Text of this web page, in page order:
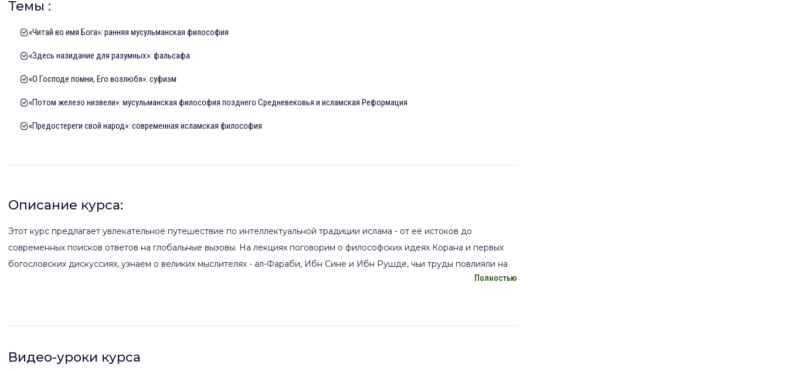
Темы :
«Читай во имя Бога»: ранняя мусульманская философия
«Здесь назидание для разумных»: фальсафа
«О Господе помни, Его возлюбя»: суфизм
«Потом железо низвели»: мусульманская философия позднего Средневековья и исламская Реформация
«Предостереги свой народ»: современная исламская философия
Описание курса:
Полностью
Этот курс предлагает увлекательное путешествие по интеллектуальной традиции ислама - от её истоков до
современных поисков ответов на глобальные вызовы. На лекциях поговорим о философских идеях Корана и первых
богословских дискуссиях, узнаем о великих мыслителях - ал-Фараби, Ибн Сине и Ибн Рушде, чьи труды повлияли на
мировую философию, обсудим парадоксальную природу суфизма и его философское наследие, рассмотрим причины
научного прогресса, сохраняя верность духовным основам. Курс покажет, как исламская философия, оставаясь верной
Видео-уроки курса